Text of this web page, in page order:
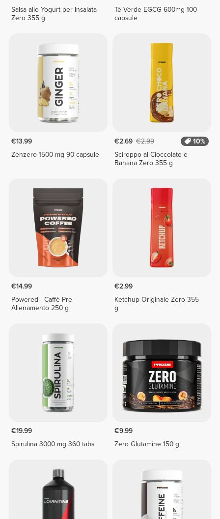
Salsa allo Yogurt per Insalata
Zero 355 g
Tè Verde EGCG 600mg 100
capsule
€13.99
Zenzero 1500 mg 90 capsule
€2.69 €2.99
10%
Sciroppo al Cioccolato e
Banana Zero 355 g
€14.99
Powered - Caffè Pre-
Allenamento 250 g
€2.99
Ketchup Originale Zero 355
g
€19.99
Spirulina 3000 mg 360 tabs
€9.99
Zero Glutamine 150 g